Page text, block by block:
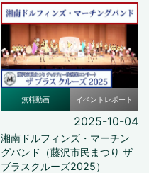
無料動画 イベントレポート
2025-10-04
湘南ドルフィンズ・マーチン
グバンド（藤沢市民まつり ザ
ブラスクルーズ2025）